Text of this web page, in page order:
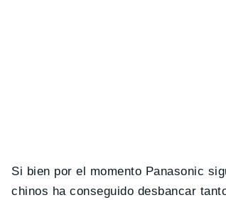
Si bien por el momento Panasonic
chinos ha conseguido desbancar